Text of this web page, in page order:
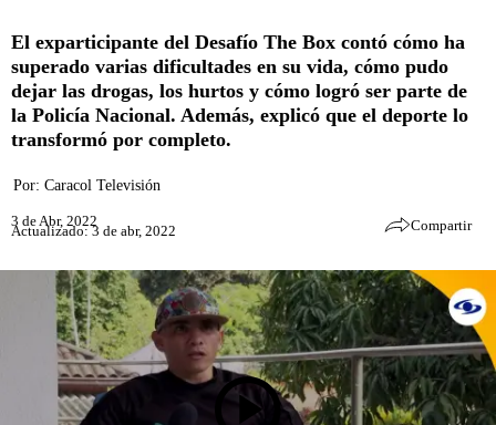
El exparticipante del Desafío The Box contó cómo ha
superado varias dificultades en su vida, cómo pudo
dejar las drogas, los hurtos y cómo logró ser parte de
la Policía Nacional. Además, explicó que el deporte lo
transformó por completo.
Por: Caracol Televisión
3 de Abr, 2022
Actualizado: 3 de abr, 2022 Compartir